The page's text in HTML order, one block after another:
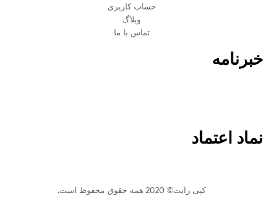
حساب کاربری
وبلاگ
تماس با ما
خبرنامه
نماد اعتماد
کپی رایت© 2020 همه حقوق محفوظ است.